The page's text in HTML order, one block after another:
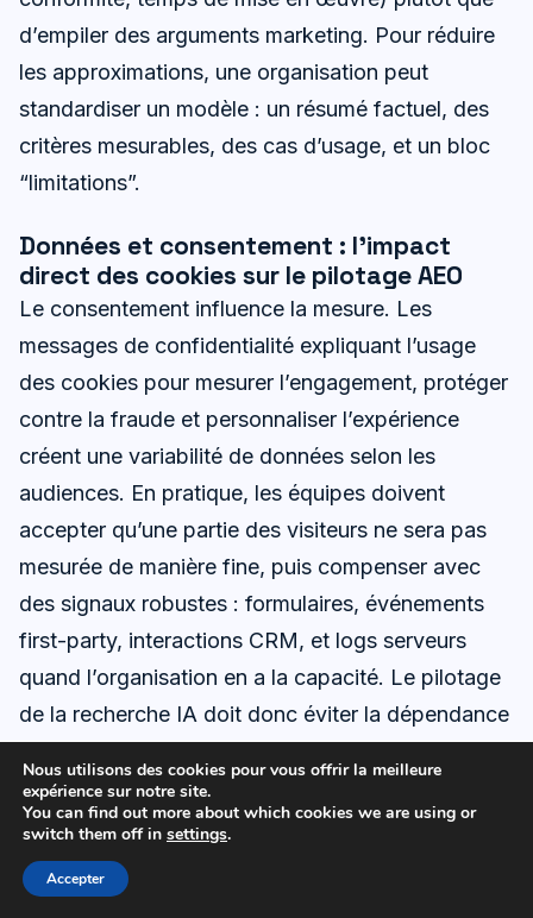
d’empiler des arguments marketing. Pour réduire
les approximations, une organisation peut
standardiser un modèle : un résumé factuel, des
critères mesurables, des cas d’usage, et un bloc
“limitations”.
Données et consentement : l’impact
direct des cookies sur le pilotage AEO
Le consentement influence la mesure. Les
messages de confidentialité expliquant l’usage
des cookies pour mesurer l’engagement, protéger
contre la fraude et personnaliser l’expérience
créent une variabilité de données selon les
audiences. En pratique, les équipes doivent
accepter qu’une partie des visiteurs ne sera pas
mesurée de manière fine, puis compenser avec
des signaux robustes : formulaires, événements
first-party, interactions CRM, et logs serveurs
quand l’organisation en a la capacité. Le pilotage
de la recherche IA doit donc éviter la dépendance
Dans un environnement comme HubSpot, cette
contrainte pousse à mieux exploiter les
conversions identifiées. Dans un environnement
Nous utilisons des cookies pour vous offrir la meilleure
expérience sur notre site.
You can find out more about which cookies we are using or
switch them off in settings.
Accepter